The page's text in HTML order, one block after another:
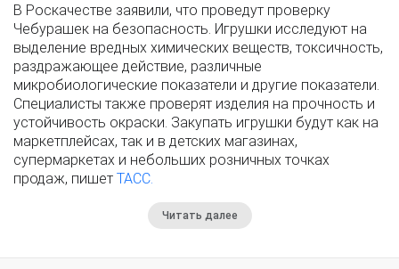
В Роскачестве заявили, что проведут проверку
Чебурашек на безопасность. Игрушки исследуют на
выделение вредных химических веществ, токсичность,
раздражающее действие, различные
микробиологические показатели и другие показатели.
Специалисты также проверят изделия на прочность и
устойчивость окраски. Закупать игрушки будут как на
маркетплейсах, так и в детских магазинах,
супермаркетах и небольших розничных точках
продаж, пишет ТАСС.
Читать далее